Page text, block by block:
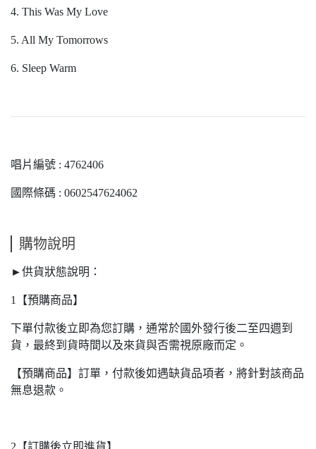
4. This Was My Love
5. All My Tomorrows
6. Sleep Warm
唱片編號 : 4762406
國際條碼 : 0602547624062
購物說明
►供貨狀態說明：
1【預購商品】
下單付款後立即為您訂購，通常於國外發行後二至四週到
貨，最終到貨時間以及來貨與否需視原廠而定。
【預購商品】訂單，付款後如遇缺貨品項者，將針對該商品
無息退款。
2【訂購後立即進貨】